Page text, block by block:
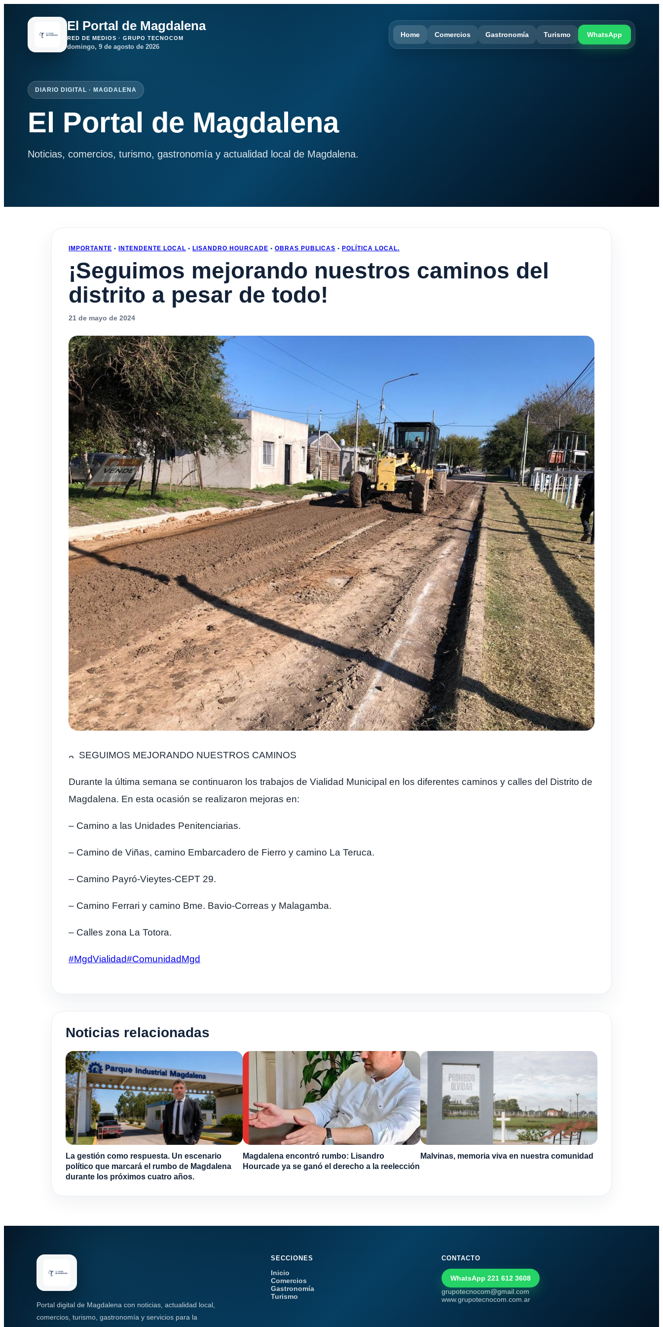
El Portal de Magdalena
RED DE MEDIOS · GRUPO TECNOCOM
domingo, 9 de agosto de 2026
Home Comercios Gastronomía Turismo WhatsApp
DIARIO DIGITAL · MAGDALENA
El Portal de Magdalena
Noticias, comercios, turismo, gastronomía y actualidad local de Magdalena.
IMPORTANTE • INTENDENTE LOCAL • LISANDRO HOURCADE • OBRAS PUBLICAS • POLÍTICA LOCAL.
¡Seguimos mejorando nuestros caminos del
distrito a pesar de todo!
21 de mayo de 2024
SEGUIMOS MEJORANDO NUESTROS CAMINOS
Durante la última semana se continuaron los trabajos de Vialidad Municipal en los diferentes caminos y calles del Distrito de
Magdalena. En esta ocasión se realizaron mejoras en:
– Camino a las Unidades Penitenciarias.
– Camino de Viñas, camino Embarcadero de Fierro y camino La Teruca.
– Camino Payró-Vieytes-CEPT 29.
– Camino Ferrari y camino Bme. Bavio-Correas y Malagamba.
– Calles zona La Totora.
#MgdVialidad#ComunidadMgd
Noticias relacionadas
La gestión como respuesta. Un escenario
político que marcará el rumbo de Magdalena
durante los próximos cuatro años.
Magdalena encontró rumbo: Lisandro
Hourcade ya se ganó el derecho a la reelección
Malvinas, memoria viva en nuestra comunidad
Portal digital de Magdalena con noticias, actualidad local,
comercios, turismo, gastronomía y servicios para la
SECCIONES
Inicio
Comercios
Gastronomía
Turismo
CONTACTO
WhatsApp 221 612 3608
grupotecnocom@gmail.com
www.grupotecnocom.com.ar